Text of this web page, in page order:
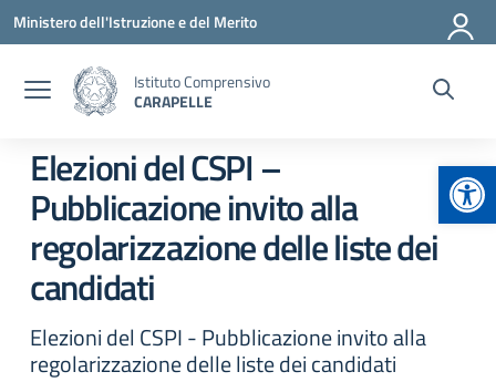
Vai ai contenuti
Vai al menu di navigazione
Vai al footer
Ministero dell'Istruzione e del Merito
Istituto Comprensivo
CARAPELLE
Elezioni del CSPI –
Pubblicazione invito alla
regolarizzazione delle liste dei
candidati
Elezioni del CSPI - Pubblicazione invito alla
regolarizzazione delle liste dei candidati